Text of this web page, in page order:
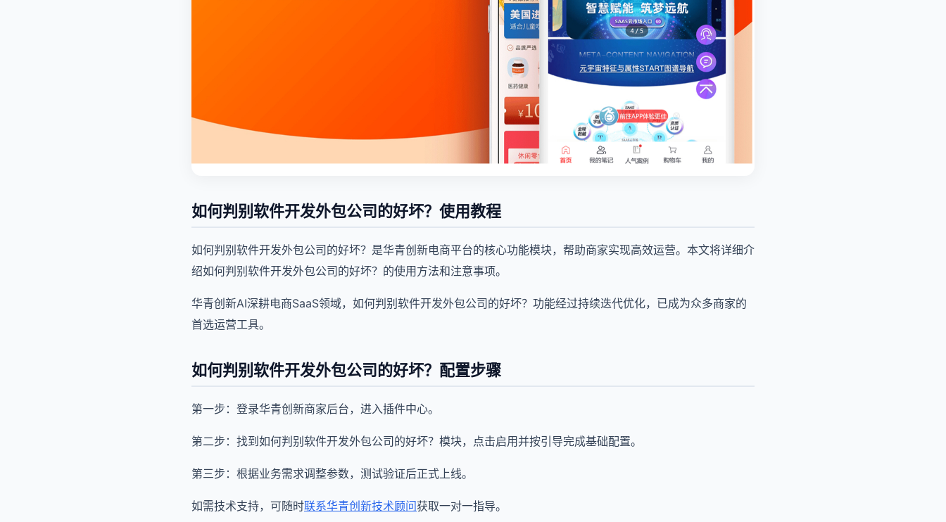
如何判别软件开发外包公司的好坏？使用教程
如何判别软件开发外包公司的好坏？是华青创新电商平台的核心功能模块，帮助商家实现高效运营。本文将详细介
绍如何判别软件开发外包公司的好坏？的使用方法和注意事项。
华青创新AI深耕电商SaaS领域，如何判别软件开发外包公司的好坏？功能经过持续迭代优化，已成为众多商家的
首选运营工具。
如何判别软件开发外包公司的好坏？配置步骤
第一步：登录华青创新商家后台，进入插件中心。
第二步：找到如何判别软件开发外包公司的好坏？模块，点击启用并按引导完成基础配置。
第三步：根据业务需求调整参数，测试验证后正式上线。
如需技术支持，可随时联系华青创新技术顾问获取一对一指导。